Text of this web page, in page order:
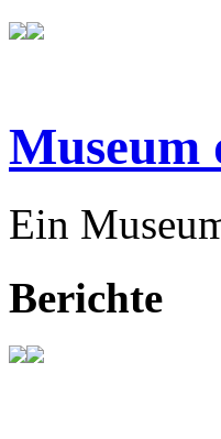
Museum
Ein
Berichte